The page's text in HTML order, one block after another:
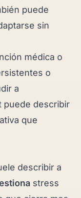
puede
sin
médica o
o
a
puede describir
que
describir a
stress